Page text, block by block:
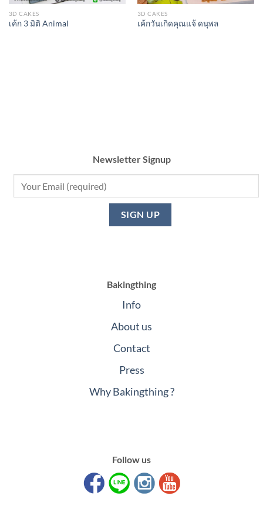
3D CAKES
เค้ก 3 มิติ Animal
3D CAKES
เค้กวันเกิดคุณแจ้ ดนุพล
Newsletter Signup
Bakingthing
Info
About us
Contact
Press
Why Bakingthing ?
Follow us